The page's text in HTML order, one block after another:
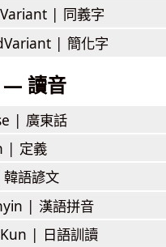
| 同義字
| 簡化字
讀音
| 廣東話
| 定義
韓語諺文
| 漢語拼音
| 日語訓讀